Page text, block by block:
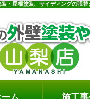
・屋根塗装、サイディングの張
ム 施工事